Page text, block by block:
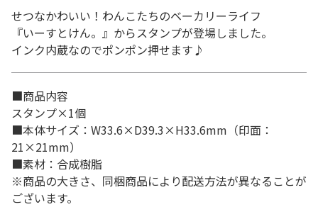
せつなかわいい！わんこたちのベーカリーライフ
『いーすとけん。』からスタンプが登場しました。
インク内蔵なのでポンポン押せます♪
■商品内容
スタンプ×1個
■本体サイズ：W33.6×D39.3×H33.6mm（印面：
21×21mm）
■素材：合成樹脂
※商品の大きさ、同梱商品により配送方法が異なることが
ございます。